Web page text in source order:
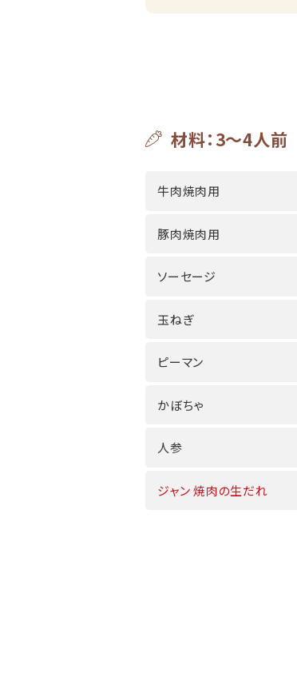
材料：3～4人前
牛肉焼肉用
豚肉焼肉用
ソーセージ
玉ねぎ
ピーマン
かぼちゃ
人参
ジャン 焼肉の生だれ